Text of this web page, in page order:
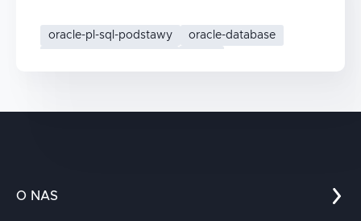
oracle-pl-sql-podstawy
oracle-database
O NAS